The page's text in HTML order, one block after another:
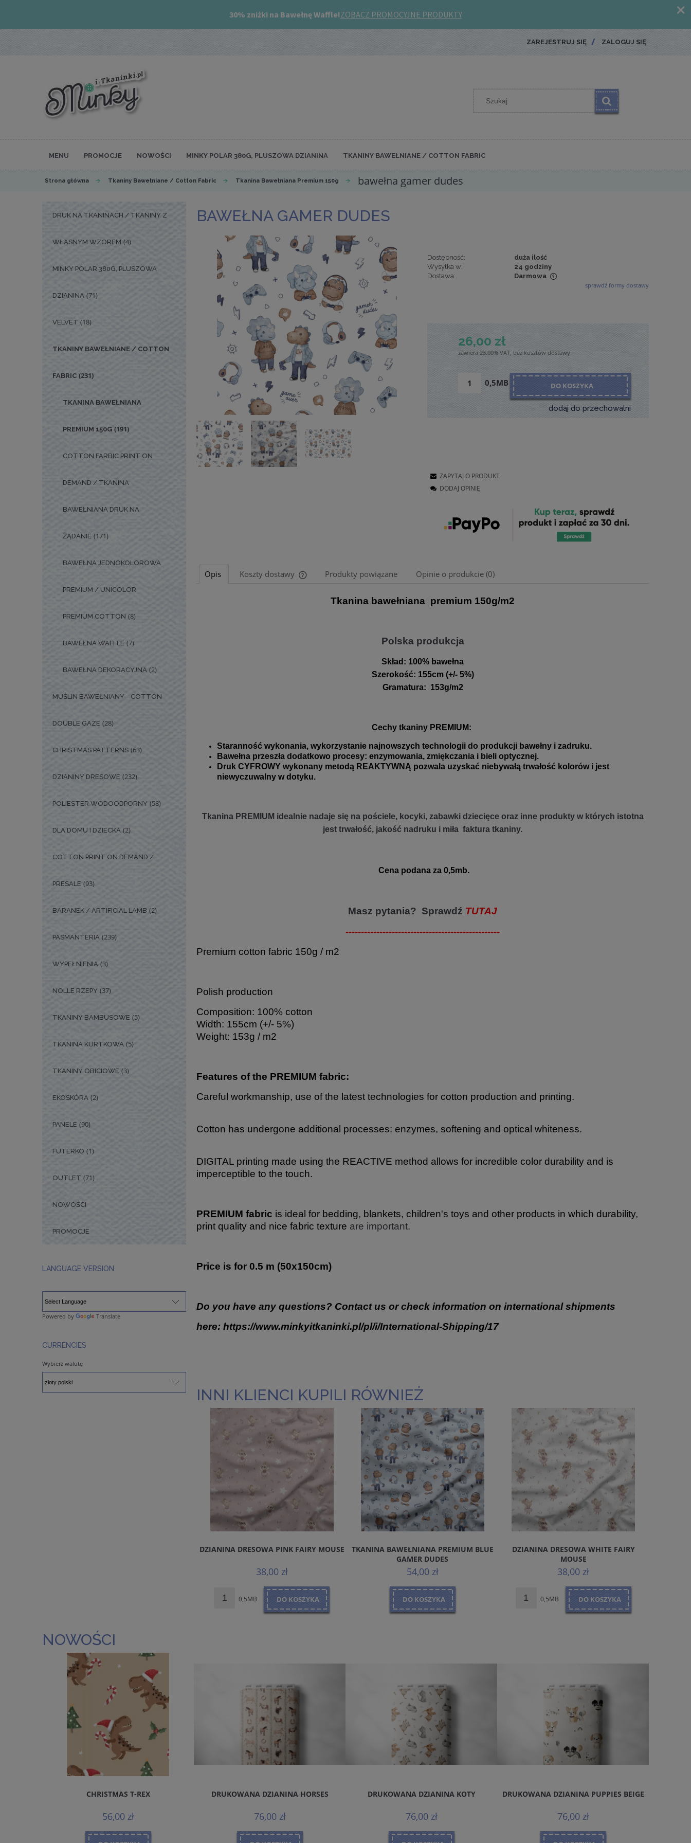
ZAREJESTRUJ SIĘ ZALOGUJ SIĘ
MENU PROMOCJE NOWOŚCI MINKY POLAR 380G, PLUSZOWA DZIANINA TKANINY BAWEŁNIANE / COTTON FABRIC
Strona główna Tkaniny Bawełniane / Cotton Fabric Tkanina Bawełniana Premium 150g bawełna gamer dudes
DRUK NA TKANINACH / TKANINY Z
WŁASNYM WZOREM (4)
MINKY POLAR 380G, PLUSZOWA
DZIANINA (71)
VELVET (18)
TKANINY BAWEŁNIANE / COTTON
FABRIC (231)
TKANINA BAWEŁNIANA
PREMIUM 150G (191)
COTTON FARBIC PRINT ON
DEMAND / TKANINA
BAWEŁNIANA DRUK NA
ŻĄDANIE (171)
BAWEŁNA JEDNOKOLOROWA
PREMIUM / UNICOLOR
PREMIUM COTTON (8)
BAWEŁNA WAFFLE (7)
BAWEŁNA DEKORACYJNA (2)
MUŚLIN BAWEŁNIANY - COTTON
DOUBLE GAZE (28)
CHRISTMAS PATTERNS (63)
DZIANINY DRESOWE (232)
POLIESTER WODOODPORNY (58)
DLA DOMU I DZIECKA (2)
COTTON PRINT ON DEMAND /
PRESALE (93)
BARANEK / ARTIFICIAL LAMB (2)
PASMANTERIA (239)
WYPEŁNIENIA (3)
NOLLE RZEPY (37)
TKANINY BAMBUSOWE (5)
TKANINA KURTKOWA (5)
TKANINY OBICIOWE (3)
EKOSKÓRA (2)
PANELE (90)
FUTERKO (1)
OUTLET (71)
NOWOŚCI
PROMOCJE
LANGUAGE VERSION
Powered by Translate
CURRENCIES
Wybierz walutę
BAWEŁNA GAMER DUDES
Dostępność:
duża ilość
Wysyłka w:
24 godziny
Dostawa:
Darmowa
sprawdź formy dostawy
26,00 zł
zawiera 23.00% VAT, bez kosztów dostawy
0,5MB DO KOSZYKA
dodaj do przechowalni
ZAPYTAJ O PRODUKT
DODAJ OPINIĘ
Opis Koszty dostawy
Cena nie zawiera ewentualnych kosztów
Produkty powiązane Opinie o produkcie (0)
Tkanina bawełniana premium 150g/m2
Polska produkcja
Skład: 100% bawełna
Szerokość: 155cm (+/- 5%)
Gramatura: 153g/m2
Cechy tkaniny PREMIUM:
Staranność wykonania, wykorzystanie najnowszych technologii do produkcji bawełny i zadruku.
Bawełna przeszła dodatkowo procesy: enzymowania, zmiękczania i bieli optycznej.
Druk CYFROWY wykonany metodą REAKTYWNĄ pozwala uzyskać niebywałą trwałość kolorów i jest
niewyczuwalny w dotyku.
Tkanina PREMIUM idealnie nadaje się na pościele, kocyki, zabawki dziecięce oraz inne produkty w których istotna
jest trwałość, jakość nadruku i miła faktura tkaniny.
Cena podana za 0,5mb.
Masz pytania? Sprawdź TUTAJ
--------------------------------------------------
Premium cotton fabric 150g / m2
Polish production
Composition: 100% cotton
Width: 155cm (+/- 5%)
Weight: 153g / m2
Features of the PREMIUM fabric:
Careful workmanship, use of the latest technologies for cotton production and printing.
Cotton has undergone additional processes: enzymes, softening and optical whiteness.
DIGITAL printing made using the REACTIVE method allows for incredible color durability and is
imperceptible to the touch.
PREMIUM fabric is ideal for bedding, blankets, children's toys and other products in which durability,
print quality and nice fabric texture are important.
Price is for 0.5 m (50x150cm)
Do you have any questions? Contact us or check information on international shipments
here: https://www.minkyitkaninki.pl/pl/i/International-Shipping/17
INNI KLIENCI KUPILI RÓWNIEŻ
DZIANINA DRESOWA PINK FAIRY MOUSE
38,00 zł
0,5MB DO KOSZYKA
TKANINA BAWEŁNIANA PREMIUM BLUE
GAMER DUDES
54,00 zł
DO KOSZYKA
DZIANINA DRESOWA WHITE FAIRY
MOUSE
38,00 zł
0,5MB DO KOSZYKA
NOWOŚCI
CHRISTMAS T-REX
56,00 zł
DRUKOWANA DZIANINA HORSES
76,00 zł
DRUKOWANA DZIANINA KOTY
76,00 zł
DRUKOWANA DZIANINA PUPPIES BEIGE
76,00 zł